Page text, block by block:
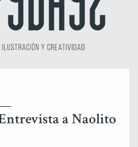
a Naolito